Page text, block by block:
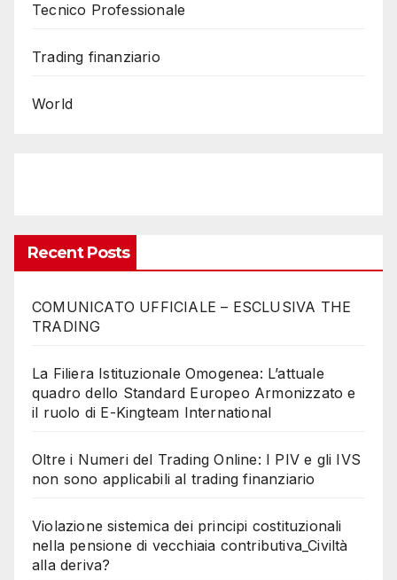
Tecnico Professionale
Trading finanziario
World
Recent Posts
COMUNICATO UFFICIALE – ESCLUSIVA THE
TRADING
La Filiera Istituzionale Omogenea: L’attuale
quadro dello Standard Europeo Armonizzato e
il ruolo di E-Kingteam International
Oltre i Numeri del Trading Online: I PIV e gli IVS
non sono applicabili al trading finanziario
Violazione sistemica dei principi costituzionali
nella pensione di vecchiaia contributiva_Civiltà
alla deriva?